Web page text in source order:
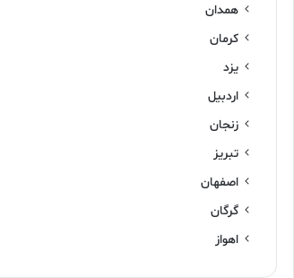
همدان
کرمان
یزد
اردبیل
زنجان
تبریز
اصفهان
گرگان
اهواز